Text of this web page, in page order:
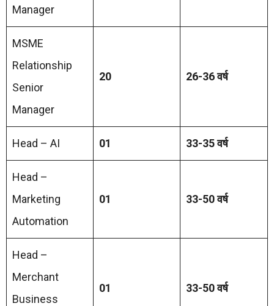
Manager
MSME
Relationship
Senior
Manager
20 26-36 वर्ष
Head – AI 01 33-35 वर्ष
Head –
Marketing
Automation
01 33-50 वर्ष
Head –
Merchant
Business
01 33-50 वर्ष